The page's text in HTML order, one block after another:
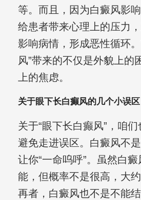
等。而且，因为白癜风影
给患者带来心理上的压力
影响病情，形成恶性循环
风”带来的不仅是外貌上的
上的焦虑。
关于眼下长白癫风的几个小误区
关于“眼下长白癫风”，咱们
避免走进误区。白癜风不
让你“一命呜呼”。虽然白
能，但概率不是很高，大约
再者，白癜风也不是不能